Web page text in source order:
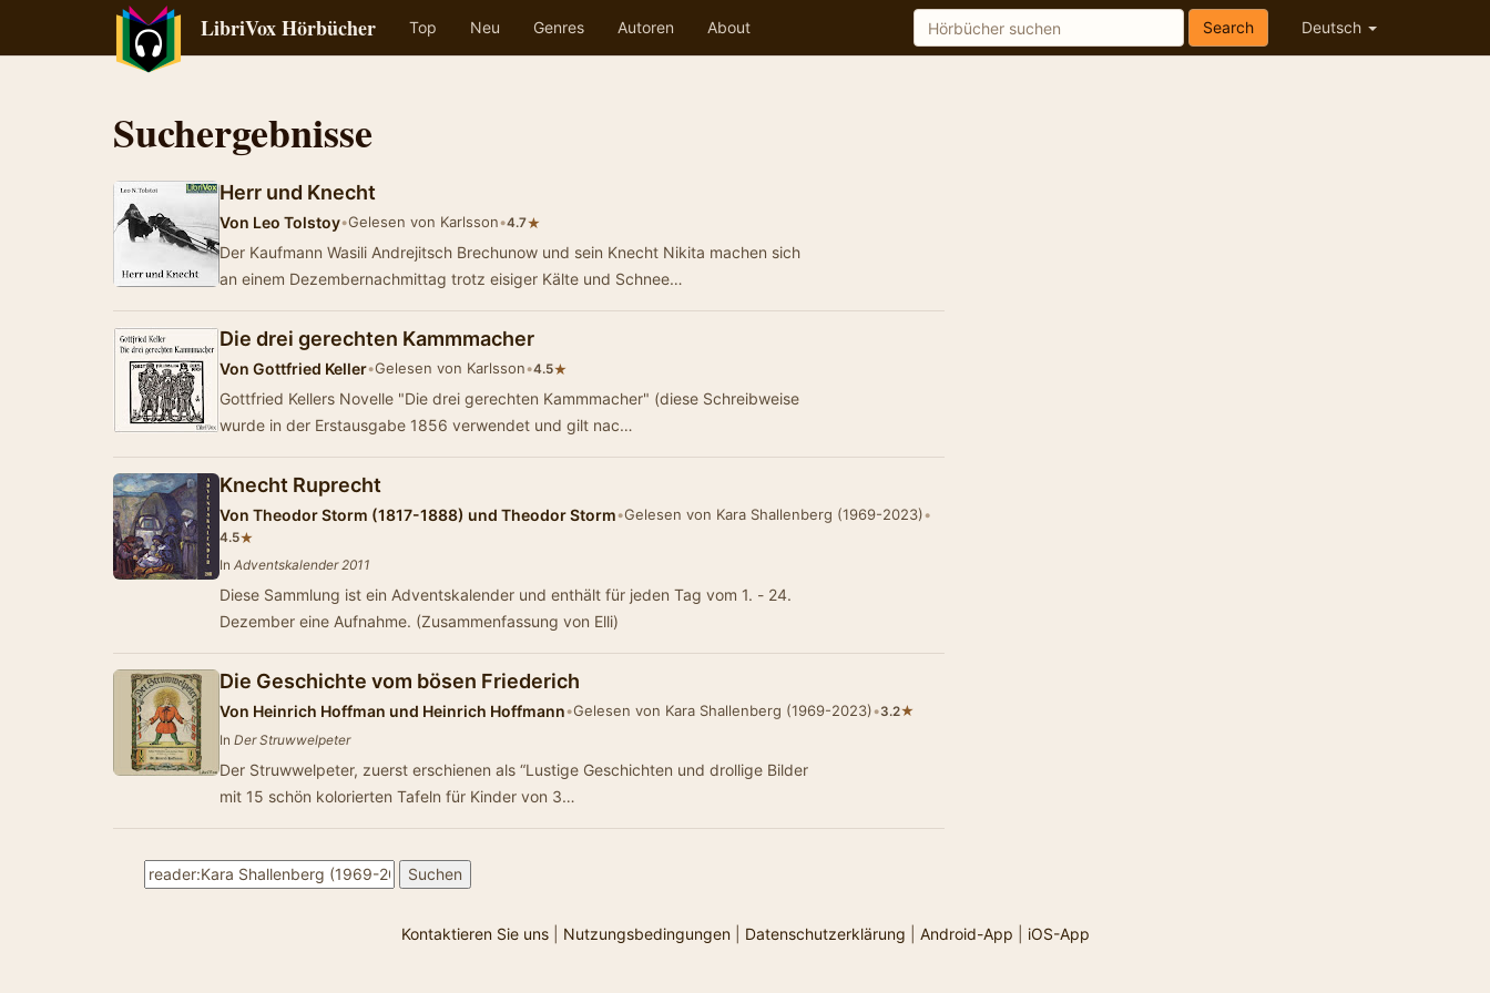
LibriVox Hörbücher Top Neu Genres Autoren About Deutsch
Search
Suchergebnisse
Herr und Knecht
Von Leo Tolstoy•Gelesen von Karlsson•4.7★
Der Kaufmann Wasili Andrejitsch Brechunow und sein Knecht Nikita machen sich
an einem Dezembernachmittag trotz eisiger Kälte und Schnee…
Die drei gerechten Kammmacher
Von Gottfried Keller•Gelesen von Karlsson•4.5★
Gottfried Kellers Novelle "Die drei gerechten Kammmacher" (diese Schreibweise
wurde in der Erstausgabe 1856 verwendet und gilt nac…
Knecht Ruprecht
Von Theodor Storm (1817-1888) und Theodor Storm•Gelesen von Kara Shallenberg (1969-2023)•
4.5★
In Adventskalender 2011
Diese Sammlung ist ein Adventskalender und enthält für jeden Tag vom 1. - 24.
Dezember eine Aufnahme. (Zusammenfassung von Elli)
Die Geschichte vom bösen Friederich
Von Heinrich Hoffman und Heinrich Hoffmann•Gelesen von Kara Shallenberg (1969-2023)•3.2★
In Der Struwwelpeter
Der Struwwelpeter, zuerst erschienen als “Lustige Geschichten und drollige Bilder
mit 15 schön kolorierten Tafeln für Kinder von 3…
Kontaktieren Sie uns| Nutzungsbedingungen| Datenschutzerklärung Android-App iOS-App